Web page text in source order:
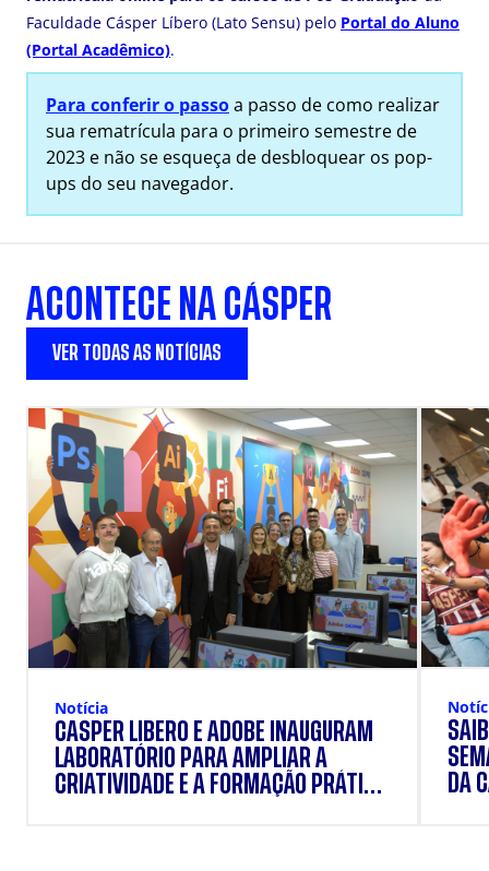
Faculdade Cásper Líbero (Lato Sensu) pelo Portal do Aluno
(Portal Acadêmico).
Para conferir o passoa passo de como realizar
sua rematrícula para o primeiro semestre de
2023 e não se esqueça de desbloquear os pop-
ups do seu navegador.
ACONTECE NA CÁSPER
VER TODAS AS NOTÍCIAS
Notícia
CÁSPER LÍBERO E ADOBE INAUGURAM
LABORATÓRIO PARA AMPLIAR A
CRIATIVIDADE E A FORMAÇÃO PRÁTICA
DA